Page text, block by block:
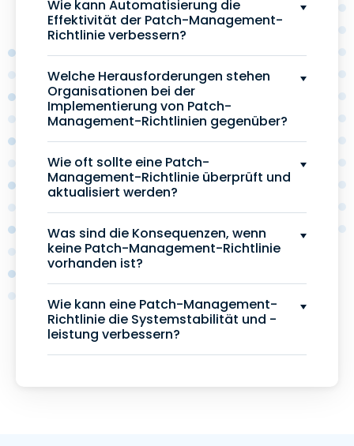
Wie kann Automatisierung die
Effektivität der Patch-Management-
Richtlinie verbessern?
Welche Herausforderungen stehen
Organisationen bei der
Implementierung von Patch-
Management-Richtlinien gegenüber?
Wie oft sollte eine Patch-
Management-Richtlinie überprüft und
aktualisiert werden?
Was sind die Konsequenzen, wenn
keine Patch-Management-Richtlinie
vorhanden ist?
Wie kann eine Patch-Management-
Richtlinie die Systemstabilität und -
leistung verbessern?